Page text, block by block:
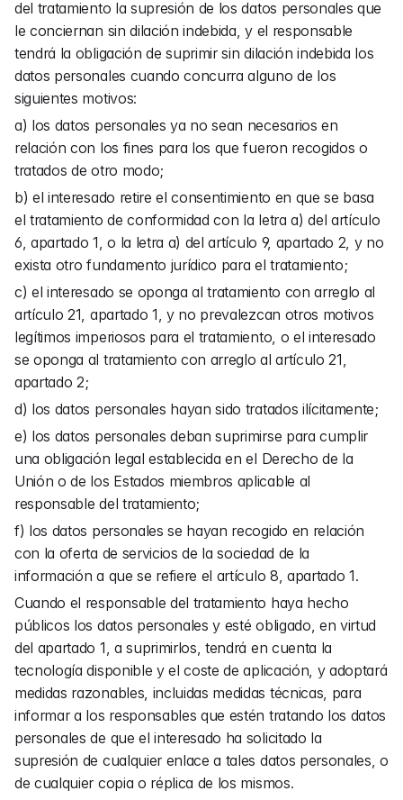
del tratamiento la supresión de los datos personales que
le conciernan sin dilación indebida, y el responsable
tendrá la obligación de suprimir sin dilación indebida los
datos personales cuando concurra alguno de los
siguientes motivos:
a) los datos personales ya no sean necesarios en
relación con los fines para los que fueron recogidos o
tratados de otro modo;
b) el interesado retire el consentimiento en que se basa
el tratamiento de conformidad con la letra a) del artículo
6, apartado 1, o la letra a) del artículo 9, apartado 2, y no
exista otro fundamento jurídico para el tratamiento;
c) el interesado se oponga al tratamiento con arreglo al
artículo 21, apartado 1, y no prevalezcan otros motivos
legítimos imperiosos para el tratamiento, o el interesado
se oponga al tratamiento con arreglo al artículo 21,
apartado 2;
d) los datos personales hayan sido tratados ilícitamente;
e) los datos personales deban suprimirse para cumplir
una obligación legal establecida en el Derecho de la
Unión o de los Estados miembros aplicable al
responsable del tratamiento;
f) los datos personales se hayan recogido en relación
con la oferta de servicios de la sociedad de la
información a que se refiere el artículo 8, apartado 1.
Cuando el responsable del tratamiento haya hecho
públicos los datos personales y esté obligado, en virtud
del apartado 1, a suprimirlos, tendrá en cuenta la
tecnología disponible y el coste de aplicación, y adoptará
medidas razonables, incluidas medidas técnicas, para
informar a los responsables que estén tratando los datos
personales de que el interesado ha solicitado la
supresión de cualquier enlace a tales datos personales, o
de cualquier copia o réplica de los mismos.